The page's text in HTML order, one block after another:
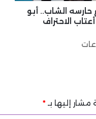
حارسه الشاب.. أبو
الاحتراف
مشار إليها بـ *